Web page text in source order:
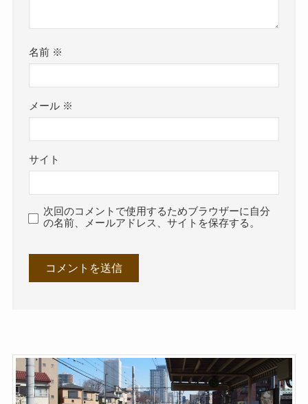
名前 ※
メール ※
サイト
次回のコメントで使用するためブラウザーに自分
の名前、メールアドレス、サイトを保存する。